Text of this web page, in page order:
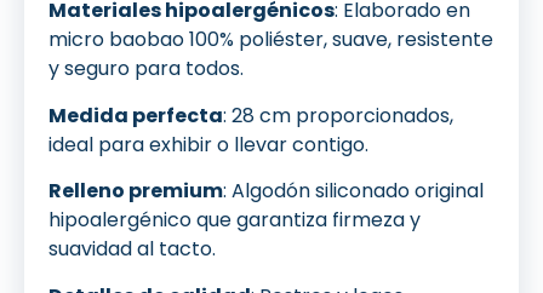
Materiales hipoalergénicos: Elaborado en
micro baobao 100% poliéster, suave, resistente
y seguro para todos.
Medida perfecta: 28 cm proporcionados,
ideal para exhibir o llevar contigo.
Relleno premium: Algodón siliconado original
hipoalergénico que garantiza firmeza y
suavidad al tacto.